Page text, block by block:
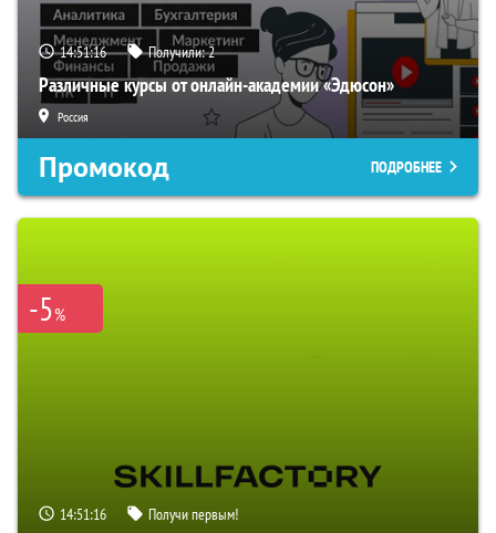
14:51:15 Получили:2
Различные курсы от онлайн-академии «Эдюсон»
Россия
Промокод ПОДРОБНЕЕ
-5%
14:51:15 Получи первым!